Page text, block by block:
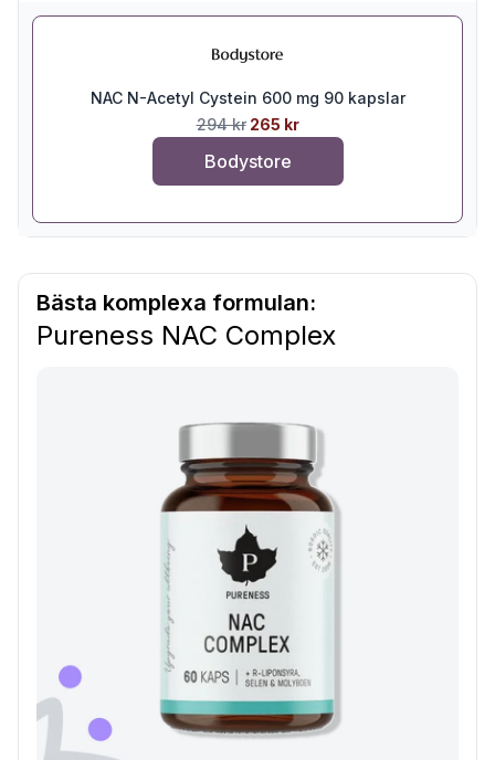
NAC N-Acetyl Cystein 600 mg 90 kapslar
294 kr 265 kr
Bodystore
Bästa komplexa formulan:
Pureness NAC Complex